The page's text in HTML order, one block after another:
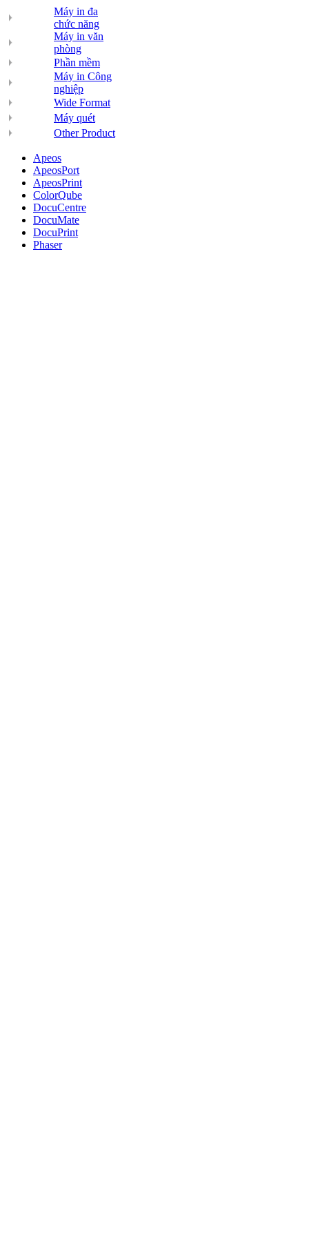
Máy in đa
chức năng
Máy in văn
phòng
Phần mềm
Máy in Công
nghiệp
Wide Format
Máy quét
Other Product
Apeos
ApeosPort
ApeosPrint
ColorQube
DocuCentre
DocuMate
DocuPrint
Phaser